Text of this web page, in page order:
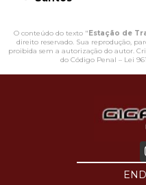
O conteúdo do texto "Estação de
direito reservado. Sua reprodução,
proibida sem a autorização do autor.
do Código Penal – Lei